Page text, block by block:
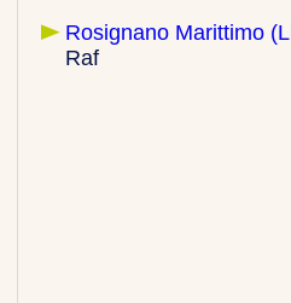
Rosignano Marittimo
Raf